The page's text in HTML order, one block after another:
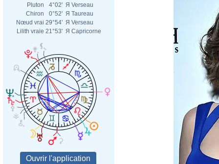
Pluton
4°02' Я Verseau
Chiron
0°52' Я Taureau
Nœud vrai 29°54' Я Verseau
Lilith vraie 21°53' Я Capricorne